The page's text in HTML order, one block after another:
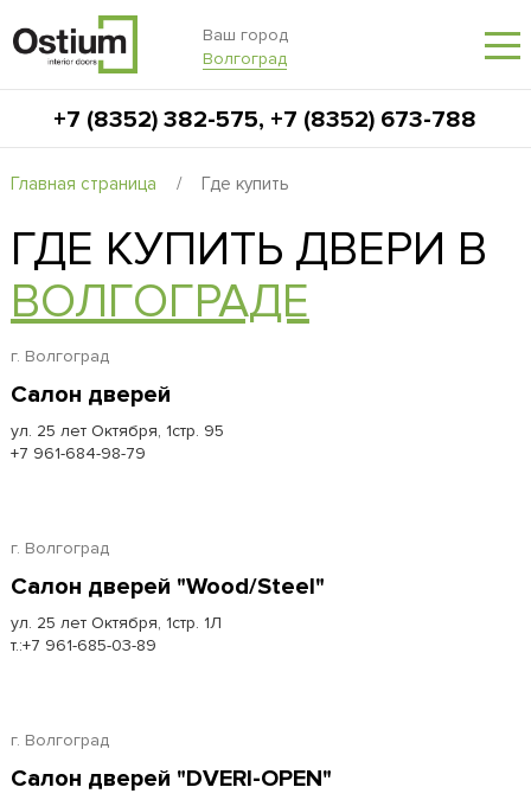
Ваш город
Волгоград
+7 (8352) 382-575, +7 (8352) 673-788
Главная страница / Где купить
ГДЕ КУПИТЬ ДВЕРИ В
ВОЛГОГРАДЕ
г. Волгоград
Салон дверей
ул. 25 лет Октября, 1стр. 95
+7 961-684-98-79
г. Волгоград
Салон дверей "Wood/Steel"
ул. 25 лет Октября, 1стр. 1Л
т.:+7 961-685-03-89
г. Волгоград
Салон дверей "DVERI-OPEN"